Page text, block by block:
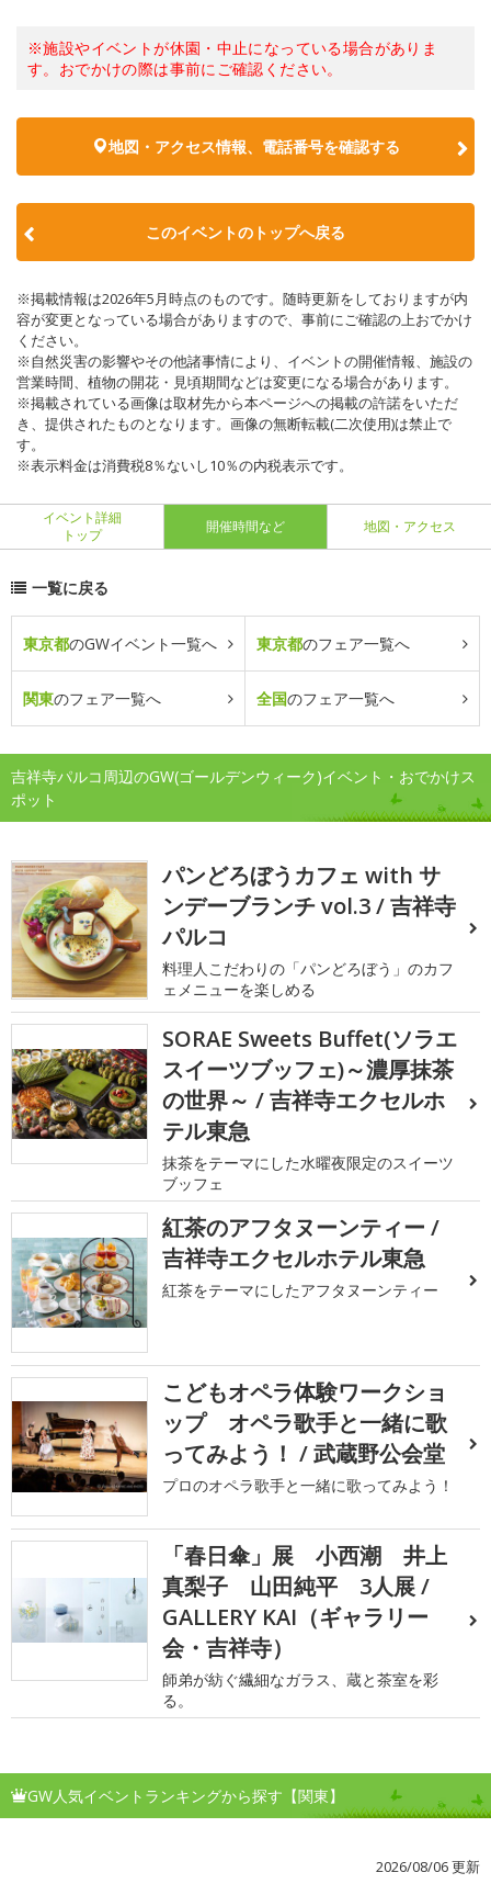
※施設やイベントが休園・中止になっている場合がありま
す。おでかけの際は事前にご確認ください。
地図・アクセス情報、電話番号を確認する
このイベントのトップへ戻る
※掲載情報は2026年5月時点のものです。随時更新をしておりますが内
容が変更となっている場合がありますので、事前にご確認の上おでかけ
ください。
※自然災害の影響やその他諸事情により、イベントの開催情報、施設の
営業時間、植物の開花・見頃期間などは変更になる場合があります。
※掲載されている画像は取材先から本ページへの掲載の許諾をいただ
き、提供されたものとなります。画像の無断転載(二次使用)は禁止で
す。
※表示料金は消費税8％ないし10％の内税表示です。
イベント詳細
トップ
開催時間など 地図・アクセス
一覧に戻る
東京都のGWイベント一覧へ 東京都のフェア一覧へ
関東のフェア一覧へ 全国のフェア一覧へ
吉祥寺パルコ周辺のGW(ゴールデンウィーク)イベント・おでかけス
ポット
パンどろぼうカフェ with サ
ンデーブランチ vol.3 / 吉祥寺
パルコ
料理人こだわりの「パンどろぼう」のカフ
ェメニューを楽しめる
SORAE Sweets Buffet(ソラエ
スイーツブッフェ)～濃厚抹茶
の世界～ / 吉祥寺エクセルホ
テル東急
抹茶をテーマにした水曜夜限定のスイーツ
ブッフェ
紅茶のアフタヌーンティー /
吉祥寺エクセルホテル東急
紅茶をテーマにしたアフタヌーンティー
こどもオペラ体験ワークショ
ップ オペラ歌手と一緒に歌
ってみよう！ / 武蔵野公会堂
プロのオペラ歌手と一緒に歌ってみよう！
「春日傘」展 小西潮 井上
真梨子 山田純平 3人展 /
GALLERY KAI（ギャラリー
会・吉祥寺）
師弟が紡ぐ繊細なガラス、蔵と茶室を彩
る。
GW人気イベントランキングから探す【関東】
2026/08/06 更新